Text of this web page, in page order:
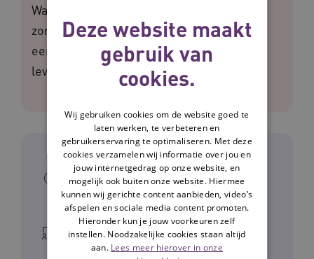
Waardigheid en trots voor de toekomst
zorgorganisaties met het vormgeven van
een passend dienstenaanbod voor het
leveren van Wlz-zorg thuis.
Praktische
informatie
Type bijeenkomst
Deze website maakt
gebruik van
cookies.
Wij gebruiken cookies om de website goed te
laten werken, te verbeteren en
gebruikerservaring te optimaliseren. Met deze
cookies verzamelen wij informatie over jou en
jouw internetgedrag op onze website, en
mogelijk ook buiten onze website. Hiermee
kunnen wij gerichte content aanbieden, video’s
afspelen en sociale media content promoten.
Hieronder kun je jouw voorkeuren zelf
instellen. Noodzakelijke cookies staan altijd
aan. Lees meer hierover in onze